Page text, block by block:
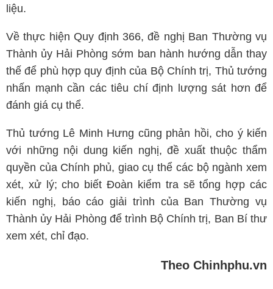
liệu.
Về thực hiện Quy định 366, đề nghị Ban Thường vụ
Thành ủy Hải Phòng sớm ban hành hướng dẫn thay
thế để phù hợp quy định của Bộ Chính trị, Thủ tướng
nhấn mạnh cần các tiêu chí định lượng sát hơn để
đánh giá cụ thể.
Thủ tướng Lê Minh Hưng cũng phản hồi, cho ý kiến
với những nội dung kiến nghị, đề xuất thuộc thẩm
quyền của Chính phủ, giao cụ thể các bộ ngành xem
xét, xử lý; cho biết Đoàn kiểm tra sẽ tổng hợp các
kiến nghị, báo cáo giải trình của Ban Thường vụ
Thành ủy Hải Phòng để trình Bộ Chính trị, Ban Bí thư
xem xét, chỉ đạo.
Theo Chinhphu.vn